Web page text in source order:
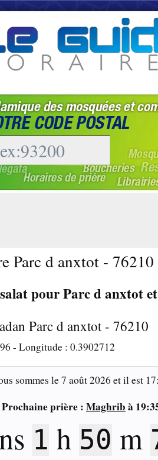
Parc d anxtot - 76210
pour Parc d anxtot
Parc d anxtot - 76210
- Longitude : 0.3902712
sommes le7 août 2026 et il est
Prochaine prière : Maghrib à
1 h 50 m